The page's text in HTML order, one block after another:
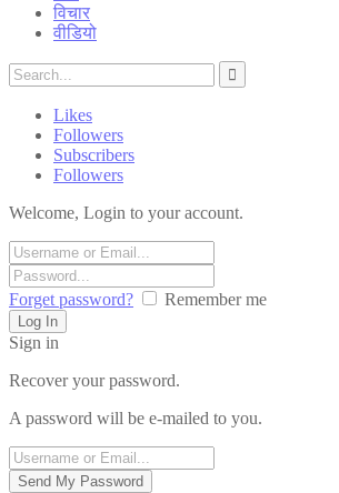
विचार
वीडियो
Likes
Followers
Subscribers
Followers
Welcome, Login to your account.
Forget password? Remember me
Sign in
Recover your password.
A password will be e-mailed to you.